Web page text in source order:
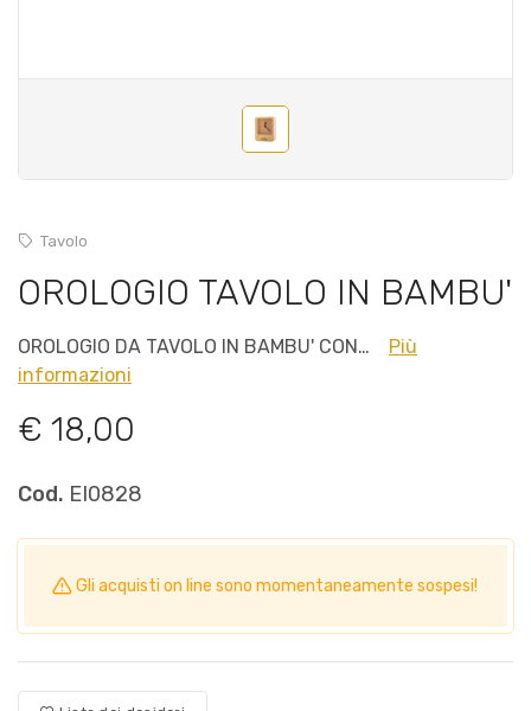
Tavolo
OROLOGIO TAVOLO IN BAMBU'
OROLOGIO DA TAVOLO IN BAMBU' CON…
Più
informazioni
€ 18,00
Cod. EI0828
Gli acquisti on line sono momentaneamente sospesi!